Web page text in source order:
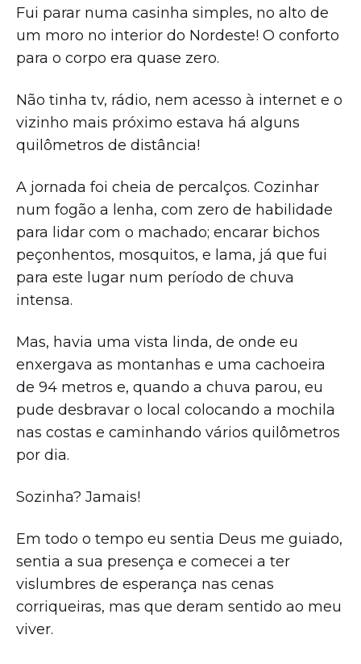
Fui parar numa casinha simples, no alto de
um moro no interior do Nordeste! O conforto
para o corpo era quase zero.
Não tinha tv, rádio, nem acesso à internet e o
vizinho mais próximo estava há alguns
quilômetros de distância!
A jornada foi cheia de percalços. Cozinhar
num fogão a lenha, com zero de habilidade
para lidar com o machado; encarar bichos
peçonhentos, mosquitos, e lama, já que fui
para este lugar num período de chuva
intensa.
Mas, havia uma vista linda, de onde eu
enxergava as montanhas e uma cachoeira
de 94 metros e, quando a chuva parou, eu
pude desbravar o local colocando a mochila
nas costas e caminhando vários quilômetros
por dia.
Sozinha? Jamais!
Em todo o tempo eu sentia Deus me guiado,
sentia a sua presença e comecei a ter
vislumbres de esperança nas cenas
corriqueiras, mas que deram sentido ao meu
viver.